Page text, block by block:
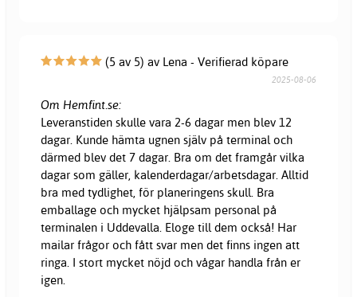
(5 av 5) av Lena - Verifierad köpare
2025-08-06
Om Hemfint.se:
Leveranstiden skulle vara 2-6 dagar men blev 12
dagar. Kunde hämta ugnen själv på terminal och
därmed blev det 7 dagar. Bra om det framgår vilka
dagar som gäller, kalenderdagar/arbetsdagar. Alltid
bra med tydlighet, för planeringens skull. Bra
emballage och mycket hjälpsam personal på
terminalen i Uddevalla. Eloge till dem också! Har
mailar frågor och fått svar men det finns ingen att
ringa. I stort mycket nöjd och vågar handla från er
igen.